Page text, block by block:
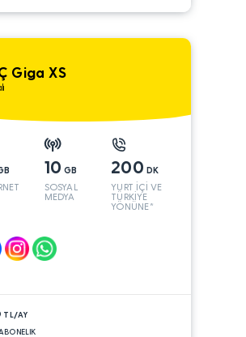
Giga XS
10 GB
SOSYAL
MEDYA
200 DK
YURT İÇİ VE
TÜRKİYE
YÖNÜNE*
TL/AY